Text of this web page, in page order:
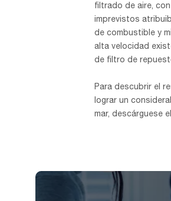
filtrado de aire,
imprevistos
de combustible y
alta velocidad
de filtro de
Para descubrir el
lograr un
mar, descárguese